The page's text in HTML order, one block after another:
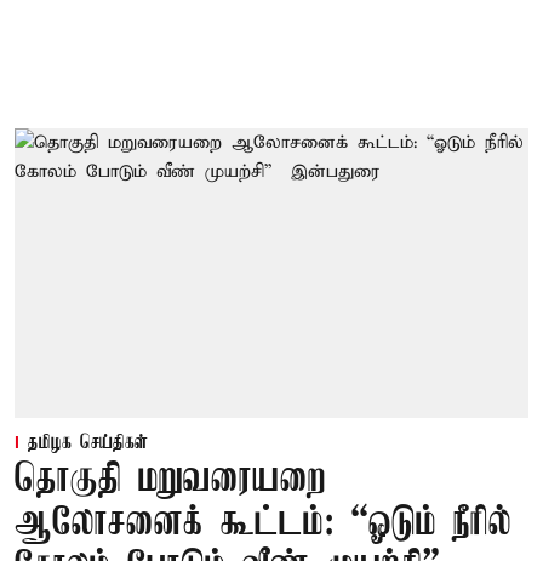
தமிழக செய்திகள்
தொகுதி மறுவரையறை
ஆலோசனைக் கூட்டம்: “ஓடும் நீரில்